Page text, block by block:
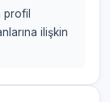
profil
ilişkin